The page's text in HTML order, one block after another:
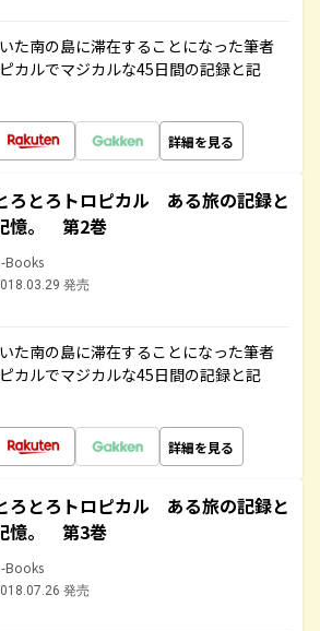
た南の島に滞在することになった筆者
カルでマジカルな45日間の記録と記
詳細を見る
ろとろトロピカル ある旅の記録と
憶。 第2巻
Books
発売
た南の島に滞在することになった筆者
カルでマジカルな45日間の記録と記
詳細を見る
ろとろトロピカル ある旅の記録と
憶。 第3巻
Books
発売